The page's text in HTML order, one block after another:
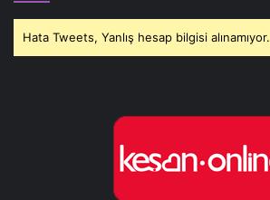
Hata Tweets, Yanlış hesap bilgisi alınamıyor.